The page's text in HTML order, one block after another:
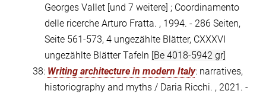
Georges Vallet [und 7 weitere] ; Coordinamento
delle ricerche Arturo Fratta. , 1994. - 286 Seiten,
Seite 561-573, 4 ungezählte Blätter, CXXXVI
ungezählte Blätter Tafeln [Be 4018-5942 gr]
38: Writing architecture in modern Italy: narratives,
historiography and myths / Daria Ricchi. , 2021. -